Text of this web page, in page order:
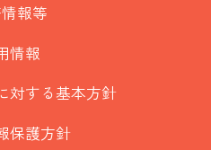
報等
情報
対する基本方針
保護方針